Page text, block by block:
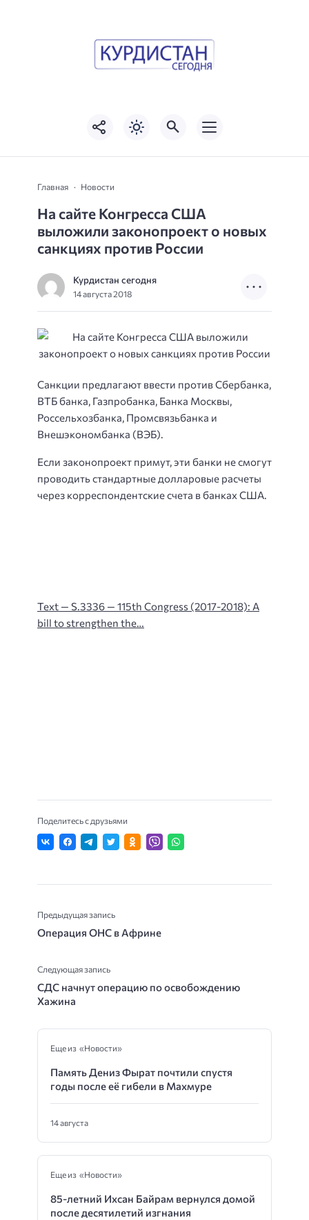
Главная Новости
На сайте Конгресса США
выложили законопроект о новых
санкциях против России
Курдистан сегодня
14 августа 2018
Санкции предлагают ввести против Сбербанка,
ВТБ банка, Газпробанка, Банка Москвы,
Россельхозбанка, Промсвязьбанка и
Внешэкономбанка (ВЭБ).
Если законопроект примут, эти банки не смогут
проводить стандартные долларовые расчеты
через корреспондентские счета в банках США.
Text — S.3336 — 115th Congress (2017-2018): A
bill to strengthen the…
Поделитесь с друзьями
Предыдущая запись
Операция ОНС в Африне
Следующая запись
СДС начнут операцию по освобождению
Хажина
Еще из «Новости»
Память Дениз Фырат почтили спустя
годы после её гибели в Махмуре
14 августа
Еще из «Новости»
85-летний Ихсан Байрам вернулся домой
после десятилетий изгнания